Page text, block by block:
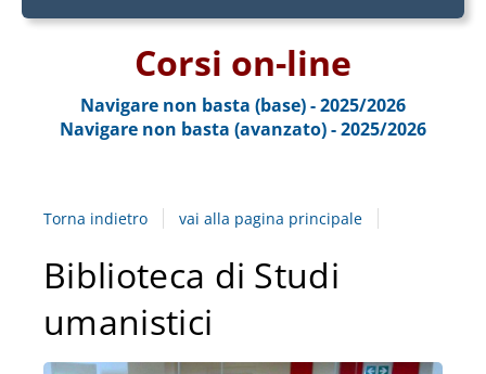
Corsi on-line
Navigare non basta (base) - 2025/2026
Navigare non basta (avanzato) - 2025/2026
Torna indietro vai alla pagina principale
Biblioteca di Studi
umanistici